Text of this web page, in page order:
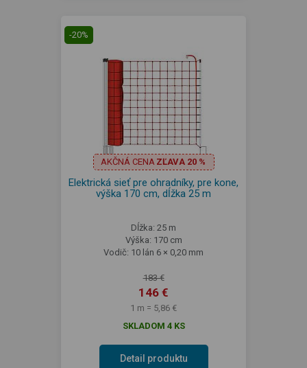
-20%
AKČNÁ CENA ZĽAVA 20 %
Elektrická sieť pre ohradníky, pre kone,
výška 170 cm, dĺžka 25 m
Dĺžka: 25 m
Výška: 170 cm
Vodič: 10 lán 6 × 0,20 mm
183 €
146 €
1 m = 5,86 €
SKLADOM 4 KS
Detail produktu